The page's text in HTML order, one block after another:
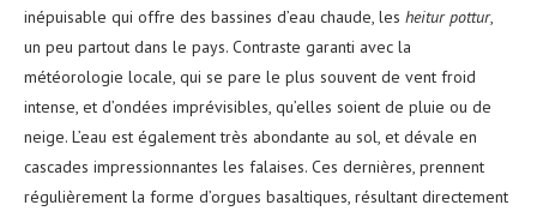
inépuisable qui offre des bassines d’eau chaude, les heitur pottur,
un peu partout dans le pays. Contraste garanti avec la
météorologie locale, qui se pare le plus souvent de vent froid
intense, et d’ondées imprévisibles, qu’elles soient de pluie ou de
neige. L’eau est également très abondante au sol, et dévale en
cascades impressionnantes les falaises. Ces dernières, prennent
régulièrement la forme d’orgues basaltiques, résultant directement